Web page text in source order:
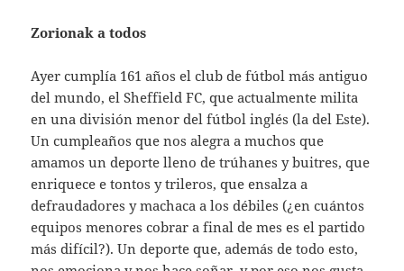
Zorionak a todos
Ayer cumplía 161 años el club de fútbol más antiguo
del mundo, el Sheffield FC, que actualmente milita
en una división menor del fútbol inglés (la del Este).
Un cumpleaños que nos alegra a muchos que
amamos un deporte lleno de trúhanes y buitres, que
enriquece e tontos y trileros, que ensalza a
defraudadores y machaca a los débiles (¿en cuántos
equipos menores cobrar a final de mes es el partido
más difícil?). Un deporte que, además de todo esto,